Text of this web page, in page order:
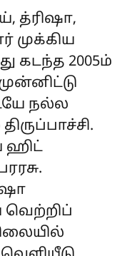
த்ரிஷா,
முக்கிய
கடந்த 2005ம்
நல்ல
ஹிட்
வெற்றிப்